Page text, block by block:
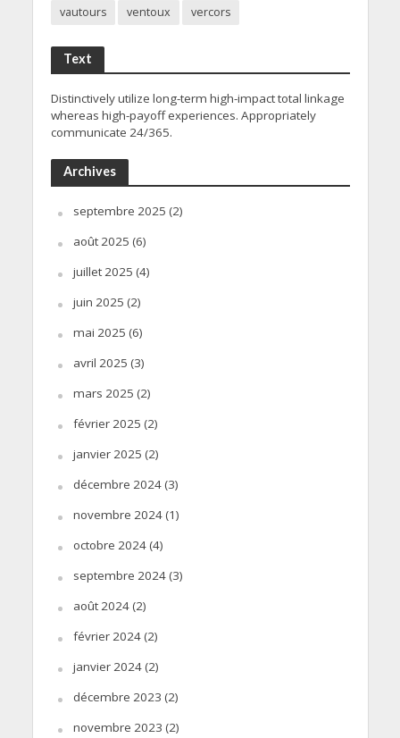
vautours
ventoux vercors
Text
Distinctively utilize long-term high-impact total linkage
whereas high-payoff experiences. Appropriately
communicate 24/365.
Archives
septembre 2025 (2)
août 2025 (6)
juillet 2025 (4)
juin 2025 (2)
mai 2025 (6)
avril 2025 (3)
mars 2025 (2)
février 2025 (2)
janvier 2025 (2)
décembre 2024(3)
novembre 2024(1)
octobre 2024(4)
septembre 2024(3)
août 2024(2)
février 2024(2)
janvier 2024(2)
décembre 2023 (2)
novembre 2023 (2)